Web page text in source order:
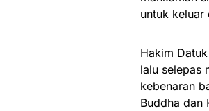
untuk keluar
Hakim
lalu selepas
kebenaran
Buddha dan